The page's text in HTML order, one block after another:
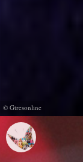
© Gtresonline